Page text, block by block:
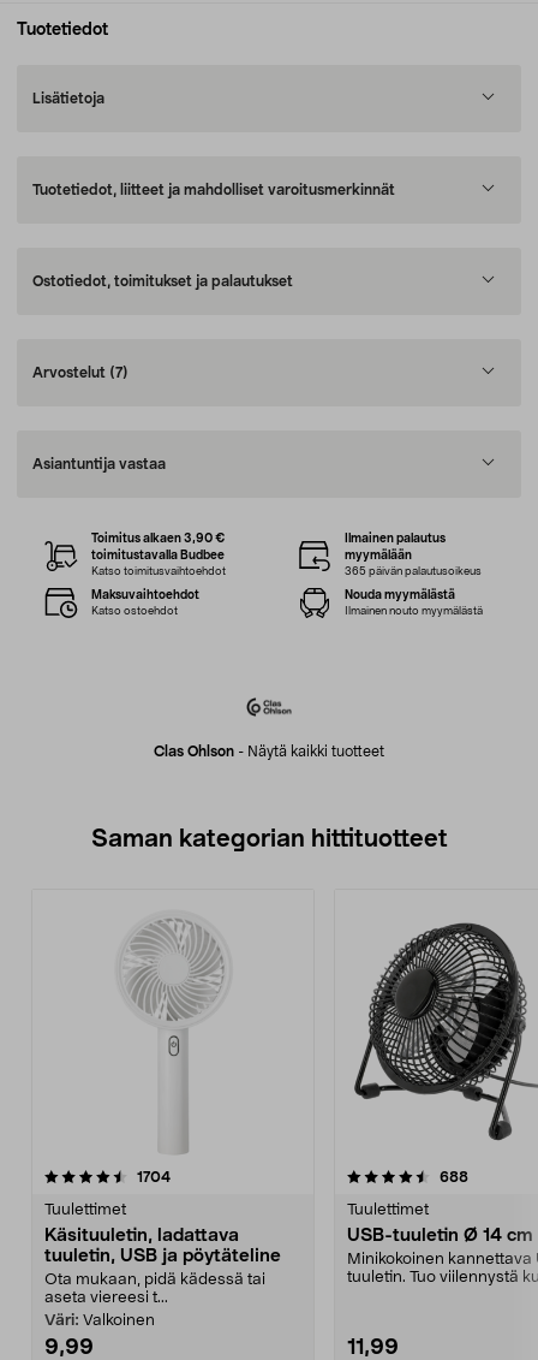
Tuotetiedot
Lisätietoja
Tuotetiedot, liitteet ja mahdolliset varoitusmerkinnät
Ostotiedot, toimitukset ja palautukset
Arvostelut (7)
Asiantuntija vastaa
Clas Ohlson - Näytä kaikki tuotteet
Toimitus alkaen 3,90 €
toimitustavalla Budbee
Katso toimitusvaihtoehdot
Ilmainen palautus
myymälään
365 päivän palautusoikeus
Maksuvaihtoehdot
Katso ostoehdot
Nouda myymälästä
Ilmainen nouto myymälästä
Saman kategorian hittituotteet
1704arvostelut
Tuulettimet
Käsituuletin, ladattava
tuuletin, USB ja pöytäteline
Ota mukaan, pidä kädessä tai
aseta viereesi t...
Väri: Valkoinen
9,99
4.5 viidestä
688arvostelut
Tuulettimet
USB-tuuletin Ø 14 cm
Minikokoinen kannettava
tuuletin. Tuo viilennystä
11,99
5.0 viidestä